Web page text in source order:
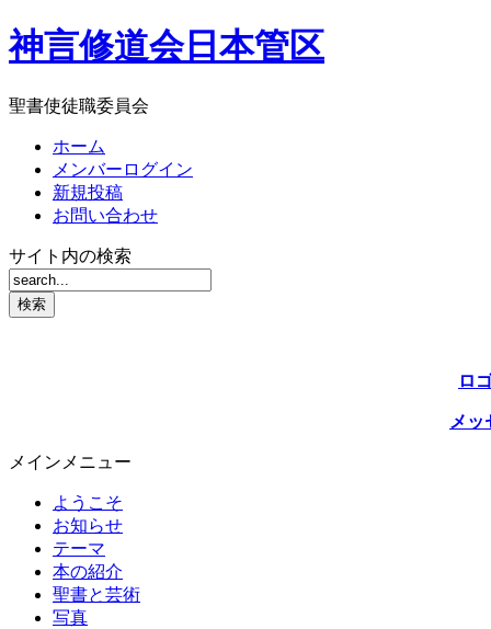
神言修道会日本管区
聖書使徒職委員会
ホーム
メンバーログイン
新規投稿
お問い合わせ
サイト内の検索
ロ
メッ
メインメニュー
ようこそ
お知らせ
テーマ
本の紹介
聖書と芸術
写真